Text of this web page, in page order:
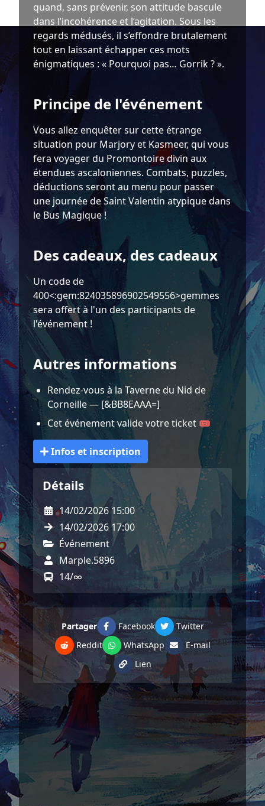
quand, sans prévenir, son attitude bascule
dans l’incohérence et l’agitation. Sous les
regards médusés, il s’effondre brutalement
tout en laissant échapper ces mots
énigmatiques : « Pourquoi pas… Gorrik ? ».
Principe de l'événement
Vous allez enquêter sur cette étrange
situation pour Marjory et Kasmeer, qui vous
fera voyager du Promontoire divin aux
étendues ascaloniennes. Combats, puzzles,
déductions seront au menu pour passer
une journée de Saint Valentin atypique dans
le Bus Magique !
Des cadeaux, des cadeaux
Un code de
400<:gem:824035896902549556>gemmes
sera offert à l'un des participants de
l'événement !
Autres informations
Rendez-vous à la Taverne du Nid de
Corneille — [&BB8EAAA=]
Cet événement valide votre ticket 🎟️
Infos et inscription
Détails
14/02/2026 15:00
14/02/2026 17:00
Événement
Marple.5896
14/∞
Partager Facebook
Twitter
Reddit
WhatsApp
E-mail
Lien